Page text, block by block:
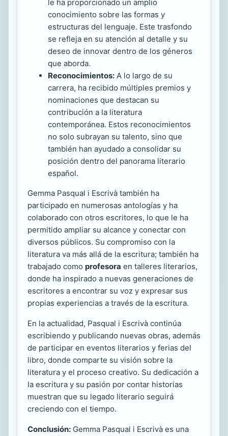
le ha proporcionado un amplio
conocimiento sobre las formas y
estructuras del lenguaje. Este trasfondo
se refleja en su atención al detalle y su
deseo de innovar dentro de los géneros
que aborda.
Reconocimientos: A lo largo de su
carrera, ha recibido múltiples premios y
nominaciones que destacan su
contribución a la literatura
contemporánea. Estos reconocimientos
no solo subrayan su talento, sino que
también han ayudado a consolidar su
posición dentro del panorama literario
español.
Gemma Pasqual i Escrivà también ha
participado en numerosas antologías y ha
colaborado con otros escritores, lo que le ha
permitido ampliar su alcance y conectar con
diversos públicos. Su compromiso con la
literatura va más allá de la escritura; también ha
trabajado como profesora en talleres literarios,
donde ha inspirado a nuevas generaciones de
escritores a encontrar su voz y expresar sus
propias experiencias a través de la escritura.
En la actualidad, Pasqual i Escrivà continúa
escribiendo y publicando nuevas obras, además
de participar en eventos literarios y ferias del
libro, donde comparte su visión sobre la
literatura y el proceso creativo. Su dedicación a
la escritura y su pasión por contar historias
muestran que su legado literario seguirá
creciendo con el tiempo.
Conclusión: Gemma Pasqual i Escrivà es una